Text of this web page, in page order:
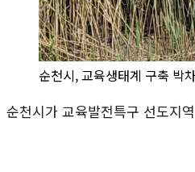
순천시, 교육생태계 구축 박
순천시가 교육발전특구 선도지